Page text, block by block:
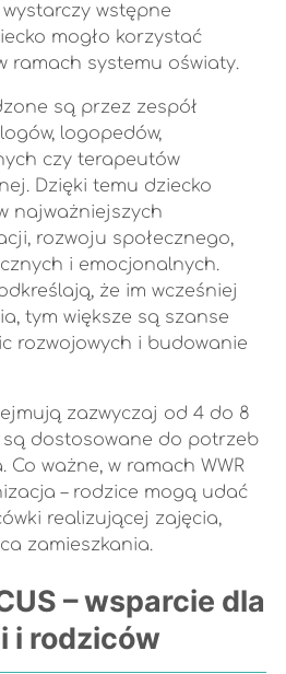
wstępne
mogło korzystać
ramach systemu oświaty.
są przez zespół
logopedów,
czy terapeutów
Dzięki temu dziecko
najważniejszych
rozwoju społecznego,
i emocjonalnych.
że im wcześniej
tym większe są szanse
rozwojowych i budowanie
zazwyczaj od 4 do 8
dostosowane do potrzeb
ważne, w ramach WWR
– rodzice mogą udać
realizującej zajęcia,
zamieszkania.
– wsparcie dla
i rodziców